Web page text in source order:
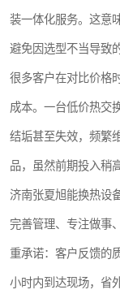
装一体化服务。这意
避免因选型不当导致
很多客户在对比价格
成本。一台低价热交
结垢甚至失效，频繁
品，虽然前期投入稍
济南张夏旭能换热设
完善管理、专注做事
重承诺：客户反馈的
小时内到达现场，省